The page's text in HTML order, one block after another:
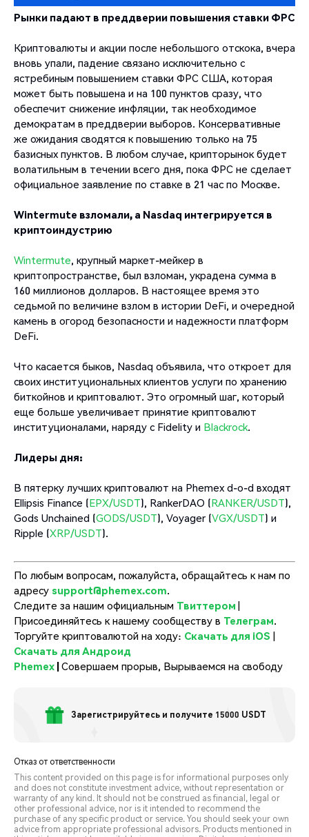
Рынки падают в преддверии повышения ставки ФРС
Криптовалюты и акции после небольшого отскока, вчера
вновь упали, падение связано исключительно с
ястребиным повышением ставки ФРС США, которая
может быть повышена и на 100 пунктов сразу, что
обеспечит снижение инфляции, так необходимое
демократам в преддверии выборов. Консервативные
же ожидания сводятся к повышению только на 75
базисных пунктов. В любом случае, крипторынок будет
волатильным в течении всего дня, пока ФРС не сделает
официальное заявление по ставке в 21 час по Москве.
Wintermute взломали, а Nasdaq интегрируется в
криптоиндустрию
Wintermute, крупный маркет-мейкер в
криптопространстве, был взломан, украдена сумма в
160 миллионов долларов. В настоящее время это
седьмой по величине взлом в истории DeFi, и очередной
камень в огород безопасности и надежности платформ
DeFi.
Что касается быков, Nasdaq объявила, что откроет для
своих институциональных клиентов услуги по хранению
биткойнов и криптовалют. Это огромный шаг, который
еще больше увеличивает принятие криптовалют
институционалами, наряду с Fidelity и Blackrock.
Лидеры дня:
В пятерку лучших криптовалют на Phemex d-o-d входят
Ellipsis Finance (EPX/USDT), RankerDAO (RANKER/USDT),
Gods Unchained (GODS/USDT), Voyager (VGX/USDT) и
Ripple (XRP/USDT).
По любым вопросам, пожалуйста, обращайтесь к нам по
адресу support@phemex.com.
Следите за нашим официальным Твиттером |
Присоединяйтесь к нашему сообществу в Телеграм.
Торгуйте криптовалютой на ходу: Скачать для iOS |
Скачать для Андроид
Phemex |Совершаем прорыв, Вырываемся на свободу
Зарегистрируйтесь и получите 15000 USDT
Отказ от ответственности
This content provided on this page is for informational purposes only
and does not constitute investment advice, without representation or
warranty of any kind. It should not be construed as financial, legal or
other professional advice, nor is it intended to recommend the
purchase of any specific product or service. You should seek your own
advice from appropriate professional advisors. Products mentioned in